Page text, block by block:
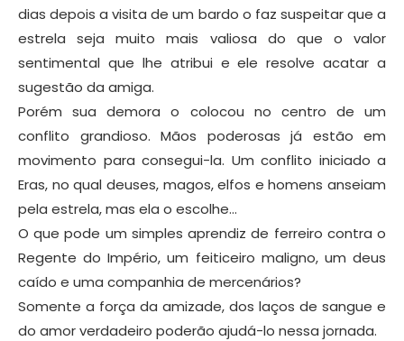
dias depois a visita de um bardo o faz suspeitar que a
estrela seja muito mais valiosa do que o valor
sentimental que lhe atribui e ele resolve acatar a
sugestão da amiga.
Porém sua demora o colocou no centro de um
conflito grandioso. Mãos poderosas já estão em
movimento para consegui-la. Um conflito iniciado a
Eras, no qual deuses, magos, elfos e homens anseiam
pela estrela, mas ela o escolhe…
O que pode um simples aprendiz de ferreiro contra o
Regente do Império, um feiticeiro maligno, um deus
caído e uma companhia de mercenários?
Somente a força da amizade, dos laços de sangue e
do amor verdadeiro poderão ajudá-lo nessa jornada.